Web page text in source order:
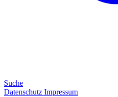
Suche
Datenschutz Impressum